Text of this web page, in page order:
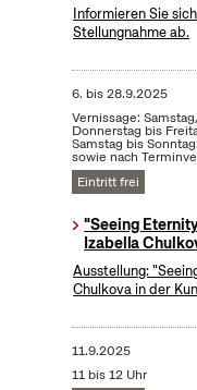
Informieren Sie
Stellungnahme ab.
6. bis28.9.2025
Vernissage:
Donnerstag bis
Samstag bis
sowie nach
Eintritt frei
"Seeing
Izabella
Ausstellung:
Chulkova in der
11.9.2025
11 bis 12 Uhr